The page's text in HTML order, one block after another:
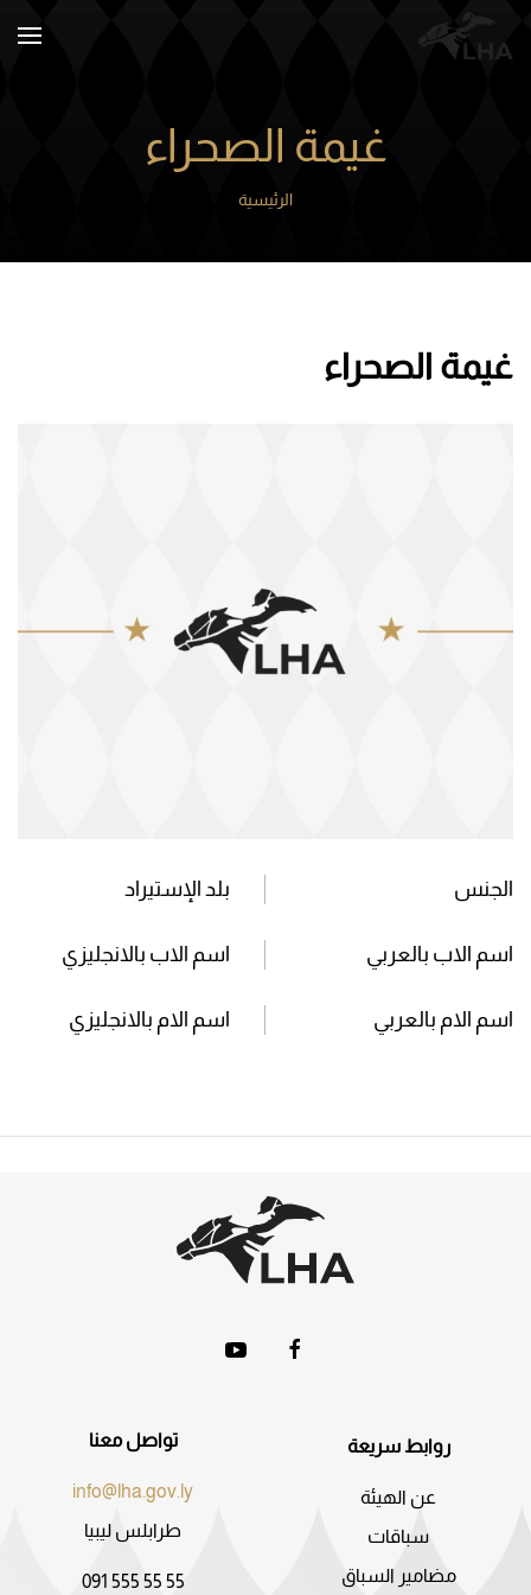
غيمة الصحراء
الرئيسية
غيمة الصحراء
الجنس بلد الإستيراد
اسم الاب بالعربي اسم الاب بالانجليزي
اسم الام بالعربي اسم الام بالانجليزي
روابط سريعة
عن الهيئة
سباقات
مضامير السباق
تواصل معنا
info@lha.gov.ly
طرابلس ليبيا
091 555 55 55